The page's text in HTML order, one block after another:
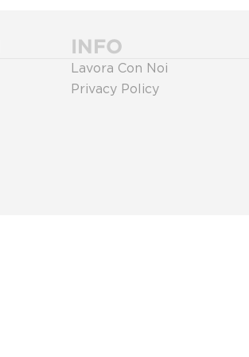
INFO
Lavora Con Noi
Privacy Policy